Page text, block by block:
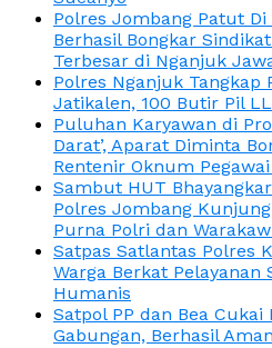
Polres Jombang Patut
Berhasil Bongkar
Terbesar di Nganjuk
Polres Nganjuk Tangkap
Jatikalen, 100 Butir Pil
Puluhan Karyawan di
Darat’, Aparat Diminta
Rentenir Oknum
Sambut HUT
Polres Jombang
Purna Polri dan
Satpas Satlantas Polres
Warga Berkat Pelayanan
Humanis
Satpol PP dan Bea Cukai
Gabungan, Berhasil